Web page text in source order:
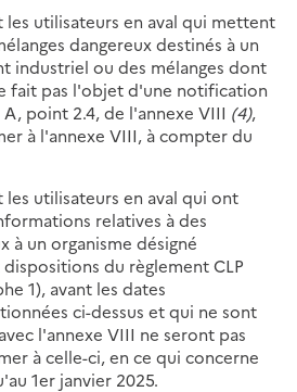
les utilisateurs en aval qui mettent
dangereux destinés à un
industriel ou des mélanges dont
fait pas l'objet d'une notification
point 2.4, de l'annexe VIII (4),
à l'annexe VIII, à compter du
utilisateurs en aval qui ont
relatives à des
à un organisme désigné
du règlement CLP
1), avant les dates
ci-dessus et qui ne sont
l'annexe VIII ne seront pas
à celle-ci, en ce qui concerne
1er janvier 2025.